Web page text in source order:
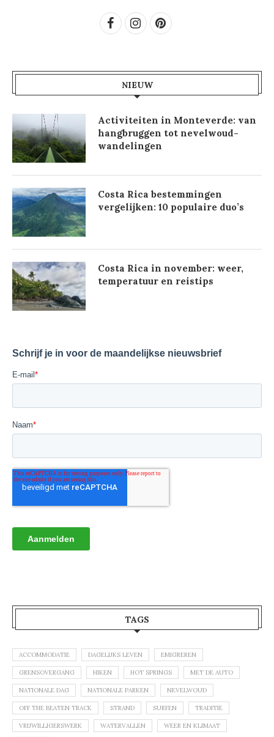
NIEUW
Activiteiten in Monteverde: van
hangbruggen tot nevelwoud-
wandelingen
Costa Rica bestemmingen
vergelijken: 10 populaire duo’s
Costa Rica in november: weer,
temperatuur en reistips
TAGS
ACCOMMODATIE DAGELIJKS LEVEN EMIGREREN
GRENSOVERGANG HIKEN HOT SPRINGS MET DE AUTO
NATIONALE DAG NATIONALE PARKEN NEVELWOUD
OFF THE BEATEN TRACK STRAND SURFEN TRADITIE
VRIJWILLIGERSWERK WATERVALLEN WEER EN KLIMAAT